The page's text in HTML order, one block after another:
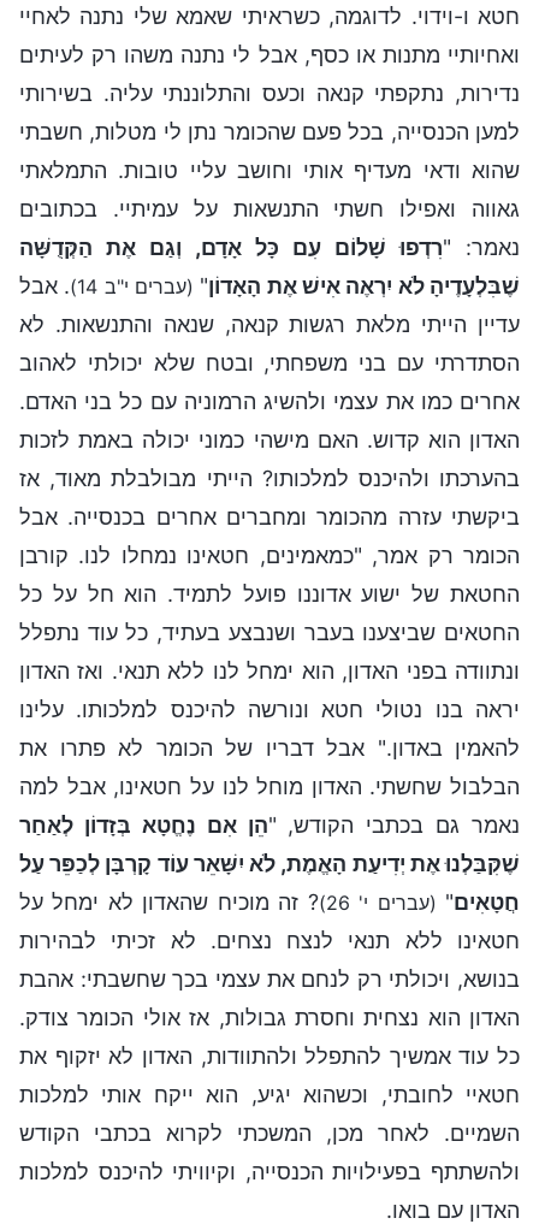
חטא ו-וידוי. לדוגמה, כשראיתי שאמא שלי נתנה לאחיי
ואחיותיי מתנות או כסף, אבל לי נתנה משהו רק לעיתים
נדירות, נתקפתי קנאה וכעס והתלוננתי עליה. בשירותי
למען הכנסייה, בכל פעם שהכומר נתן לי מטלות, חשבתי
שהוא ודאי מעדיף אותי וחושב עליי טובות. התמלאתי
גאווה ואפילו חשתי התנשאות על עמיתיי. בכתובים
נאמר: "רִדְפוּ שָׁלוֹם עִם כָּל אָדָם, וְגַם אֶת הַקְּדֻשָּׁה
שֶׁבִּלְעָדֶיהָ לֹא יִרְאֶה אִישׁ אֶת הָאָדוֹן" (עברים י"ב 14)
. אבל
עדיין הייתי מלאת רגשות קנאה, שנאה והתנשאות. לא
הסתדרתי עם בני משפחתי, ובטח שלא יכולתי לאהוב
אחרים כמו את עצמי ולהשיג הרמוניה עם כל בני האדם.
האדון הוא קדוש. האם מישהי כמוני יכולה באמת לזכות
בהערכתו ולהיכנס למלכותו? הייתי מבולבלת מאוד, אז
ביקשתי עזרה מהכומר ומחברים אחרים בכנסייה. אבל
הכומר רק אמר, "כמאמינים, חטאינו נמחלו לנו. קורבן
החטאת של ישוע אדוננו פועל לתמיד. הוא חל על כל
החטאים שביצענו בעבר ושנבצע בעתיד, כל עוד נתפלל
ונתוודה בפני האדון, הוא ימחל לנו ללא תנאי. ואז האדון
יראה בנו נטולי חטא ונורשה להיכנס למלכותו. עלינו
להאמין באדון." אבל דבריו של הכומר לא פתרו את
הבלבול שחשתי. האדון מוחל לנו על חטאינו, אבל למה
נאמר גם בכתבי הקודש, "הֵן אִם נֶחֱטָא בְּזָדוֹן לְאַחַר
שֶׁקִּבַּלְנוּ אֶת יְדִיעַת הָאֱמֶת, לֹא יִשָּׁאֵר עוֹד קָרְבָּן לְכַפֵּר עַל
חֲטָאִים" (עברים י' 26)
? זה מוכיח שהאדון לא ימחל על
חטאינו ללא תנאי לנצח נצחים. לא זכיתי לבהירות
בנושא, ויכולתי רק לנחם את עצמי בכך שחשבתי: אהבת
האדון הוא נצחית וחסרת גבולות, אז אולי הכומר צודק.
כל עוד אמשיך להתפלל ולהתוודות, האדון לא יזקוף את
חטאיי לחובתי, וכשהוא יגיע, הוא ייקח אותי למלכות
השמיים. לאחר מכן, המשכתי לקרוא בכתבי הקודש
ולהשתתף בפעילויות הכנסייה, וקיוויתי להיכנס למלכות
האדון עם בואו.